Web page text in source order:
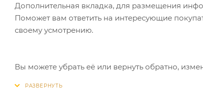
Дополнительная вкладка, для размещения
Поможет вам ответить на интересующие
своему усмотрению.
Вы можете убрать её или вернуть обратно,